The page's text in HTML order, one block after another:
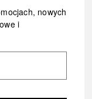
nowych
i